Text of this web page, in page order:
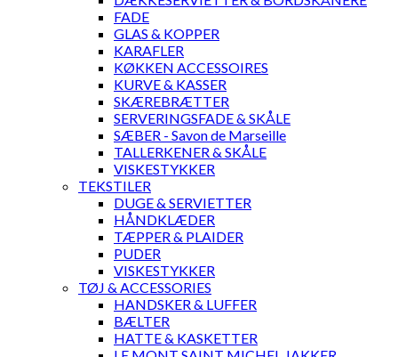
FADE
GLAS & KOPPER
KARAFLER
KØKKEN ACCESSOIRES
KURVE & KASSER
SKÆREBRÆTTER
SERVERINGSFADE & SKÅLE
SÆBER - Savon de Marseille
TALLERKENER & SKÅLE
VISKESTYKKER
TEKSTILER
DUGE & SERVIETTER
HÅNDKLÆDER
TÆPPER & PLAIDER
PUDER
VISKESTYKKER
TØJ & ACCESSORIES
HANDSKER & LUFFER
BÆLTER
HATTE & KASKETTER